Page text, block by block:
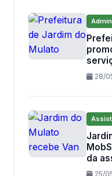
28/
da
25/